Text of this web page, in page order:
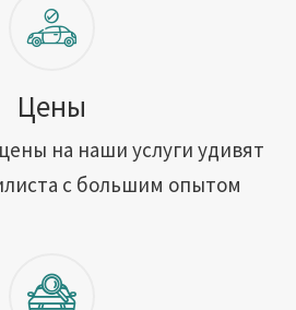
Цены
на наши услуги удивят
с большим опытом